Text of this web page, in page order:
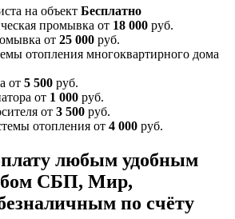
на объект Бесплатно
промывка от 18 000 руб.
от 25 000 руб.
отопления многоквартирного дома
от 5 500 руб.
от 1 000 руб.
от 3 500 руб.
отопления от 4 000 руб.
любым удобным
СБП, Мир,
по счёту